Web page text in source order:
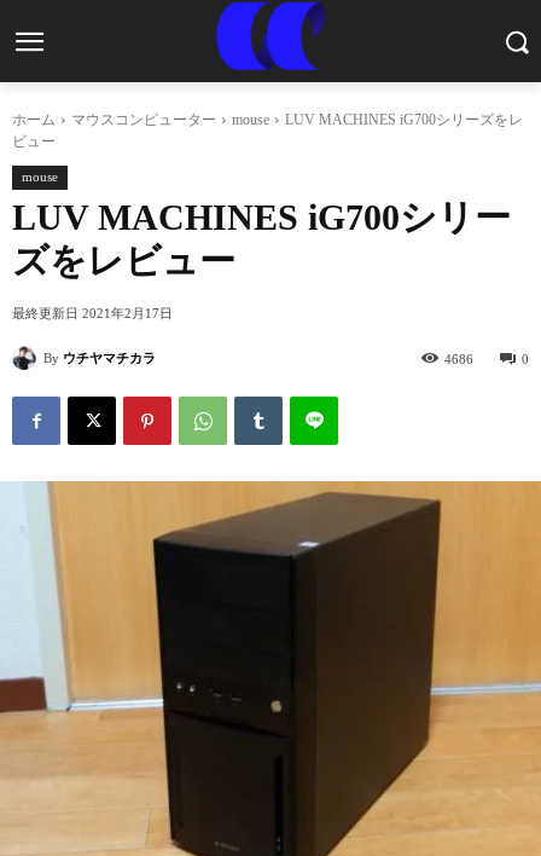
ホーム マウスコンピューター mouse
LUV MACHINES iG700シリーズをレ
ビュー
mouse
LUV MACHINES iG700シリー
ズをレビュー
最終更新日 2021年2月17日
By ウチヤマチカラ 0
4686